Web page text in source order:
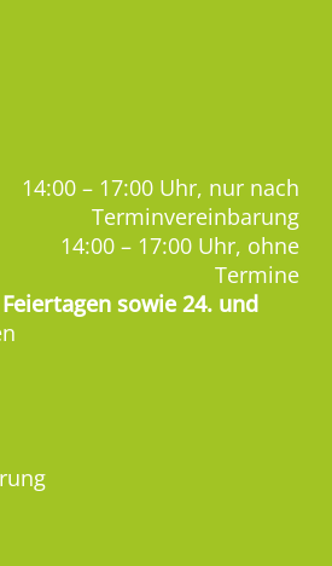
14:00 – 17:00 Uhr, nur nach
Terminvereinbarung
14:00 – 17:00 Uhr, ohne
Termine
Feiertagen sowie 24. und